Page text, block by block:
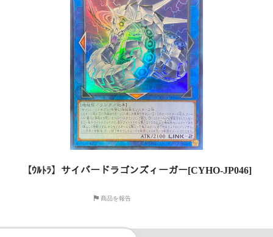
【ｳﾙﾄﾗ】サイバードラゴンズィーガー[CYHO-JP046]
商品を報告